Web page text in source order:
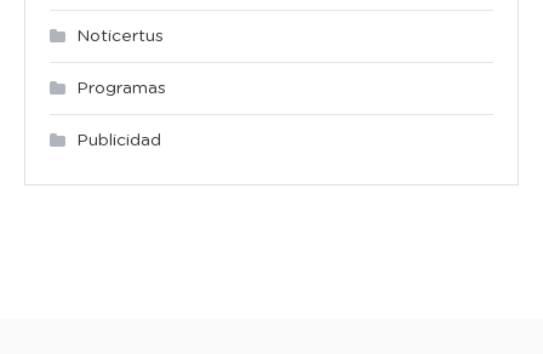
Noticertus
Programas
Publicidad